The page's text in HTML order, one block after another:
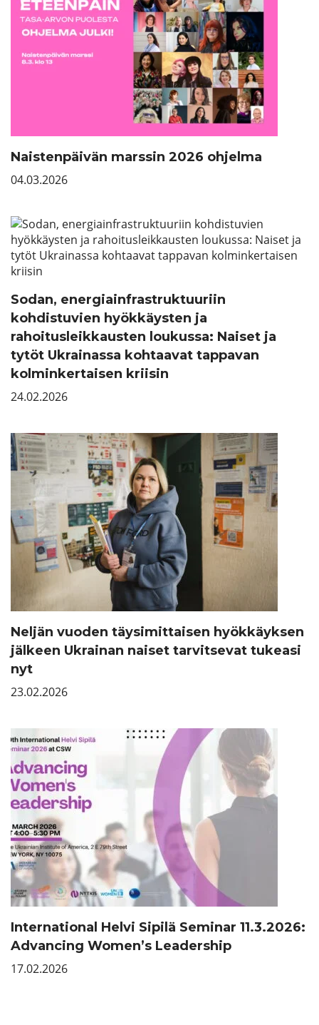
Naistenpäivän marssin 2026 ohjelma
04.03.2026
Sodan, energiainfrastruktuuriin
kohdistuvien hyökkäysten ja
rahoitusleikkausten loukussa: Naiset ja
tytöt Ukrainassa kohtaavat tappavan
kolminkertaisen kriisin
24.02.2026
Neljän vuoden täysimittaisen hyökkäyksen
jälkeen Ukrainan naiset tarvitsevat tukeasi
nyt
23.02.2026
International Helvi Sipilä Seminar 11.3.2026:
Advancing Women’s Leadership
17.02.2026